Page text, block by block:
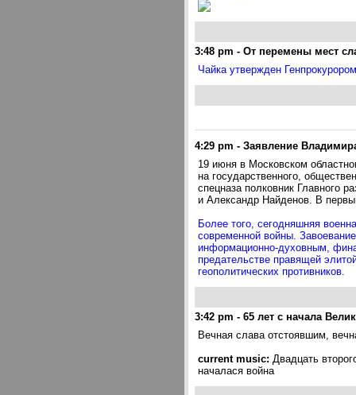
3:48 pm - От перемены мест
Чайка утвержден
4:29 pm - Заявление
19 июня в Московском
на государственного,
спецназа полковник Главного
и Александр Найденов. В
Более того, сегодняшняя
современной войны.
информационно-духовным,
предательстве правящей
геополитических противников.
3:42 pm - 65 лет с начала
Вечная слава отстоявшим,
current music: Двадцать
началася война